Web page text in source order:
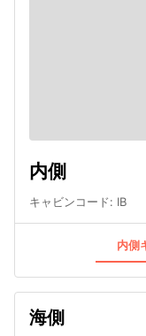
内側
キャビンコード: IB
内側
海側